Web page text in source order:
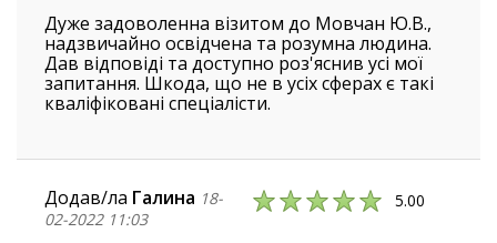
Дуже задоволенна візитом до Мовчан Ю.В.,
надзвичайно освідчена та розумна людина.
Дав відповіді та доступно роз'яснив усі мої
запитання. Шкода, що не в усіх сферах є такі
кваліфіковані спеціалісти.
5.00
Додав/ла Галина 18-
02-2022 11:03